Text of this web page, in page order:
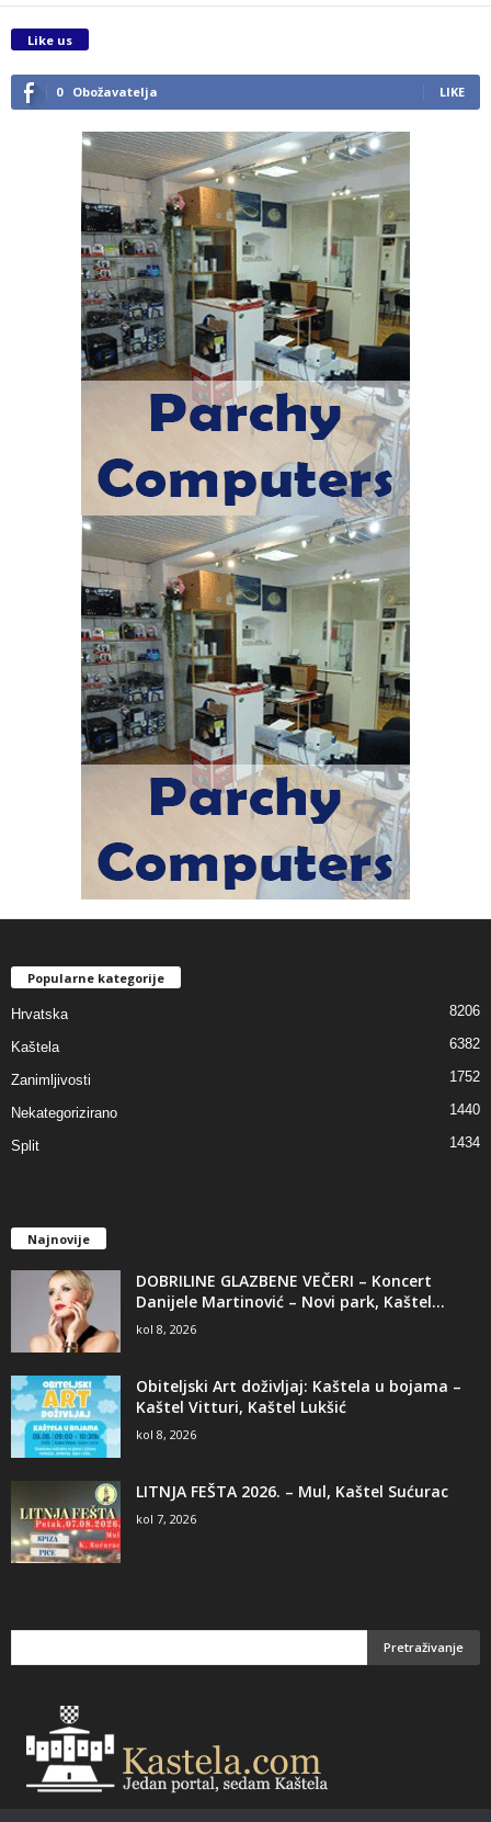
Like us
0 Obožavatelja LIKE
Popularne kategorije
Hrvatska 8206
Kaštela 6382
Zanimljivosti 1752
Nekategorizirano 1440
Split 1434
Najnovije
DOBRILINE GLAZBENE VEČERI – Koncert
Danijele Martinović – Novi park, Kaštel...
kol 8, 2026
Obiteljski Art doživljaj: Kaštela u bojama –
Kaštel Vitturi, Kaštel Lukšić
kol 8, 2026
LITNJA FEŠTA 2026. – Mul, Kaštel Sućurac
kol 7, 2026